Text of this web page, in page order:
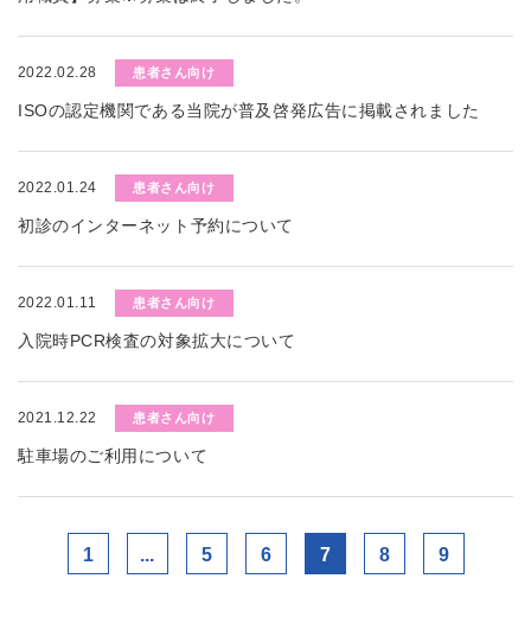
2022.02.28 患者さん向け
ISOの認定機関である当院が普及啓発広告に掲載されました
2022.01.24 患者さん向け
初診のインターネット予約について
2022.01.11 患者さん向け
入院時PCR検査の対象拡大について
2021.12.22 患者さん向け
駐車場のご利用について
1 ... 5 6 7 8 9